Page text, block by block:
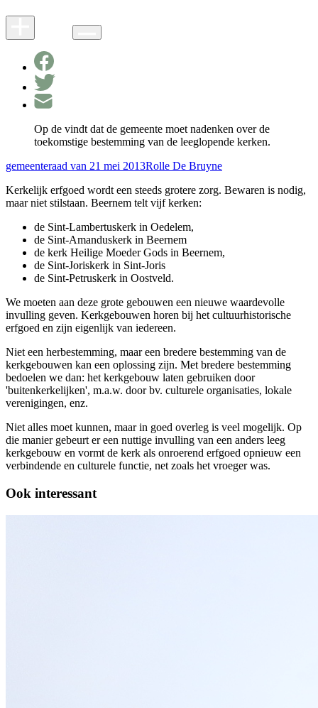
Op de vindt dat de gemeente moet nadenken over de
toekomstige bestemming van de leeglopende kerken.
gemeenteraad van 21 mei 2013Rolle De Bruyne
Kerkelijk erfgoed wordt een steeds grotere zorg. Bewaren is nodig,
maar niet stilstaan. Beernem telt vijf kerken:
de Sint-Lambertuskerk in Oedelem,
de Sint-Amanduskerk in Beernem
de kerk Heilige Moeder Gods in Beernem,
de Sint-Joriskerk in Sint-Joris
de Sint-Petruskerk in Oostveld.
We moeten aan deze grote gebouwen een nieuwe waardevolle
invulling geven. Kerkgebouwen horen bij het cultuurhistorische
erfgoed en zijn eigenlijk van iedereen.
Niet een herbestemming, maar een bredere bestemming van de
kerkgebouwen kan een oplossing zijn. Met bredere bestemming
bedoelen we dan: het kerkgebouw laten gebruiken door
'buitenkerkelijken', m.a.w. door bv. culturele organisaties, lokale
verenigingen, enz.
Niet alles moet kunnen, maar in goed overleg is veel mogelijk. Op
die manier gebeurt er een nuttige invulling van een anders leeg
kerkgebouw en vormt de kerk als onroerend erfgoed opnieuw een
verbindende en culturele functie, net zoals het vroeger was.
Ook interessant